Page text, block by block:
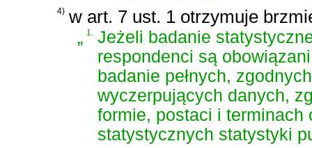
4) w art. 7 ust. 1 otrzymuje
„1. Jeżeli badanie
respondenci są
badanie pełnych,
wyczerpujących danych,
formie, postaci i terminach
statystycznych statystyki